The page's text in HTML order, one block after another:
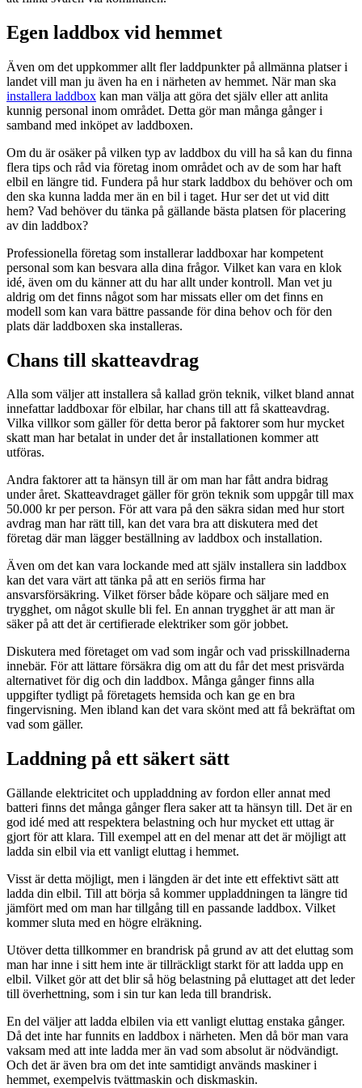
Egen laddbox vid hemmet
Även om det uppkommer allt fler laddpunkter på allmänna platser i
landet vill man ju även ha en i närheten av hemmet. När man ska
installera laddbox kan man välja att göra det själv eller att anlita
kunnig personal inom området. Detta gör man många gånger i
samband med inköpet av laddboxen.
Om du är osäker på vilken typ av laddbox du vill ha så kan du finna
flera tips och råd via företag inom området och av de som har haft
elbil en längre tid. Fundera på hur stark laddbox du behöver och om
den ska kunna ladda mer än en bil i taget. Hur ser det ut vid ditt
hem? Vad behöver du tänka på gällande bästa platsen för placering
av din laddbox?
Professionella företag som installerar laddboxar har kompetent
personal som kan besvara alla dina frågor. Vilket kan vara en klok
idé, även om du känner att du har allt under kontroll. Man vet ju
aldrig om det finns något som har missats eller om det finns en
modell som kan vara bättre passande för dina behov och för den
plats där laddboxen ska installeras.
Chans till skatteavdrag
Alla som väljer att installera så kallad grön teknik, vilket bland annat
innefattar laddboxar för elbilar, har chans till att få skatteavdrag.
Vilka villkor som gäller för detta beror på faktorer som hur mycket
skatt man har betalat in under det år installationen kommer att
utföras.
Andra faktorer att ta hänsyn till är om man har fått andra bidrag
under året. Skatteavdraget gäller för grön teknik som uppgår till max
50.000 kr per person. För att vara på den säkra sidan med hur stort
avdrag man har rätt till, kan det vara bra att diskutera med det
företag där man lägger beställning av laddbox och installation.
Även om det kan vara lockande med att själv installera sin laddbox
kan det vara värt att tänka på att en seriös firma har
ansvarsförsäkring. Vilket förser både köpare och säljare med en
trygghet, om något skulle bli fel. En annan trygghet är att man är
säker på att det är certifierade elektriker som gör jobbet.
Diskutera med företaget om vad som ingår och vad prisskillnaderna
innebär. För att lättare försäkra dig om att du får det mest prisvärda
alternativet för dig och din laddbox. Många gånger finns alla
uppgifter tydligt på företagets hemsida och kan ge en bra
fingervisning. Men ibland kan det vara skönt med att få bekräftat om
vad som gäller.
Laddning på ett säkert sätt
Gällande elektricitet och uppladdning av fordon eller annat med
batteri finns det många gånger flera saker att ta hänsyn till. Det är en
god idé med att respektera belastning och hur mycket ett uttag är
gjort för att klara. Till exempel att en del menar att det är möjligt att
ladda sin elbil via ett vanligt eluttag i hemmet.
Visst är detta möjligt, men i längden är det inte ett effektivt sätt att
ladda din elbil. Till att börja så kommer uppladdningen ta längre tid
jämfört med om man har tillgång till en passande laddbox. Vilket
kommer sluta med en högre elräkning.
Utöver detta tillkommer en brandrisk på grund av att det eluttag som
man har inne i sitt hem inte är tillräckligt starkt för att ladda upp en
elbil. Vilket gör att det blir så hög belastning på eluttaget att det leder
till överhettning, som i sin tur kan leda till brandrisk.
En del väljer att ladda elbilen via ett vanligt eluttag enstaka gånger.
Då det inte har funnits en laddbox i närheten. Men då bör man vara
vaksam med att inte ladda mer än vad som absolut är nödvändigt.
Och det är även bra om det inte samtidigt används maskiner i
hemmet, exempelvis tvättmaskin och diskmaskin.